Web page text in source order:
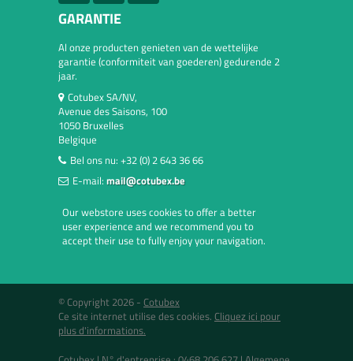
GARANTIE
Al onze producten genieten van de wettelijke
garantie (conformiteit van goederen) gedurende 2
jaar.
Cotubex SA/NV,
Avenue des Saisons, 100
1050 Bruxelles
Belgique
Bel ons nu: +32 (0) 2 643 36 66
E-mail: mail@cotubex.be
Our webstore uses cookies to offer a better
user experience and we recommend you to
accept their use to fully enjoy your navigation.
© Copyright 2026 - Cotubex
Ce site internet utilise des cookies. Cliquez ici pour
plus d'informations.